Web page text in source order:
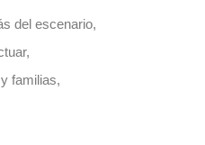
del escenario,
familias,